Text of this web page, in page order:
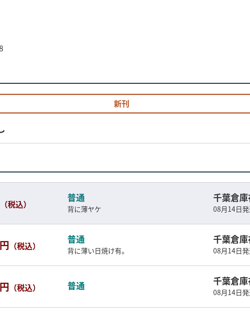
新刊
（税込）
普通
背に薄ヤケ
千葉倉
08月14日
（税込）
普通
背に薄い日焼け有。
千葉倉
08月14日
（税込） 普通 千葉倉
08月14日